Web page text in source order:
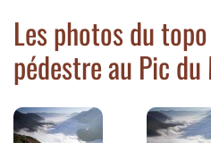
Les photos du
pédestre au Pic